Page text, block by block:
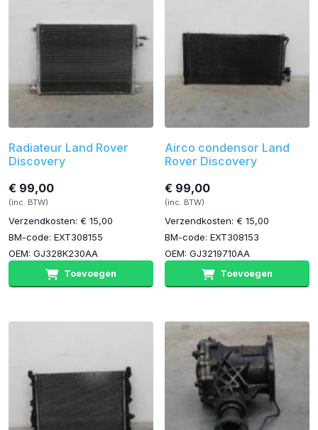
Radiateur Land Rover
Discovery
€ 99,00
(inc. BTW)
Verzendkosten: € 15,00
BM-code: EXT308155
OEM: GJ328K230AA
Toevoegen
Airco condensor Land
Rover Discovery
€ 99,00
(inc. BTW)
Verzendkosten: € 15,00
BM-code: EXT308153
OEM: GJ3219710AA
Toevoegen